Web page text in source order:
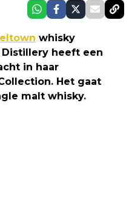
whisky
Distillery heeft een
in haar
Het gaat
malt whisky.